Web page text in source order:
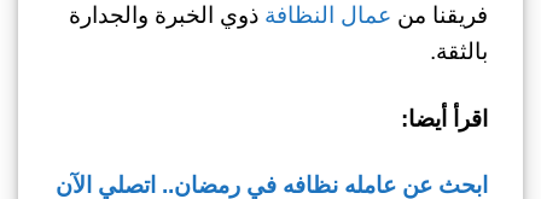
فريقنا من عمال النظافة ذوي الخبرة والجدارة
بالثقة.
اقرأ أيضا:
ابحث عن عامله نظافه في رمضان.. اتصلي الآن